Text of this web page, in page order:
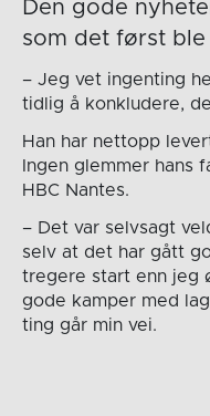
Den gode
som det først ble
– Jeg vet ingenting
tidlig å konkludere,
Han har nettopp
Ingen glemmer hans
HBC Nantes.
– Det var selvsagt
selv at det har gått
tregere start enn jeg
gode kamper med
ting går min vei.